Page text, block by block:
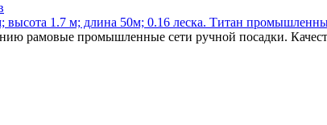
высота 1.7 м; длина 50м; 0.16 леска. Титан
рамовые промышленные сети ручной посадки.